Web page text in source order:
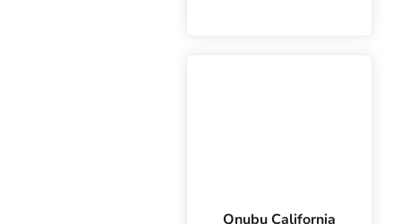
Qnubu California